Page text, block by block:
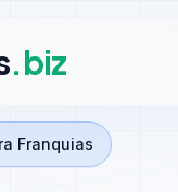
.biz
Franquias